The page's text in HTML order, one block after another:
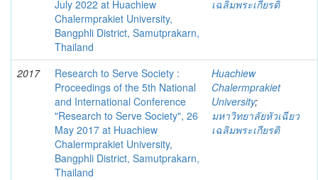
July 2022 at Huachiew
Chalermprakiet University,
Bangphli District, Samutprakarn,
Thailand
เฉลิมพระเกียรติ
2017
Research to Serve Society :
Proceedings of the 5th National
and International Conference
"Research to Serve Society", 26
May 2017 at Huachiew
Chalermprakiet University,
Bangphli District, Samutprakarn,
Thailand
Huachiew
Chalermprakiet
University;
มหาวิทยาลัยหัวเฉียว
เฉลิมพระเกียรติ